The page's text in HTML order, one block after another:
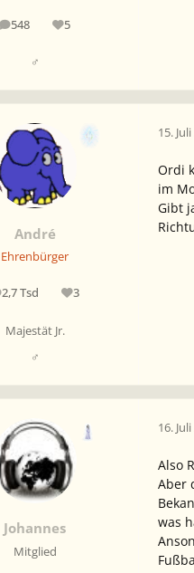
548
Beiträge 5
Reputation
♂
André
Ehrenbürger
2,7 Tsd
Beiträge 3
Reputation
Majestät Jr.
♂
15.
Ordi
im
Gibt
Johannes
Mitglied
16.
Also
Aber
was